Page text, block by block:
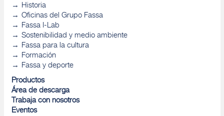
Historia
Oficinas del Grupo Fassa
Fassa I-Lab
Sostenibilidad y medio ambiente
Fassa para la cultura
Formación
Fassa y deporte
Productos
Área de descarga
Trabaja con nosotros
Eventos